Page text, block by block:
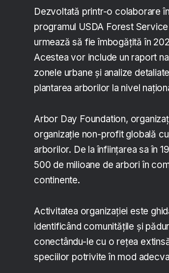
Dezvoltată printr-o colaborare
programul USDA Forest
urmează să fie îmbogățită în
Acestea vor include un raport
zonele urbane și analize
plantarea arborilor la nivel
Arbor Day Foundation,
organizație non-profit globală
arborilor. De la înființarea sa în
500 de milioane de arbori în
continente.
Activitatea organizației este
identificând comunitățile și
conectându-le cu o rețea
speciilor potrivite în mod